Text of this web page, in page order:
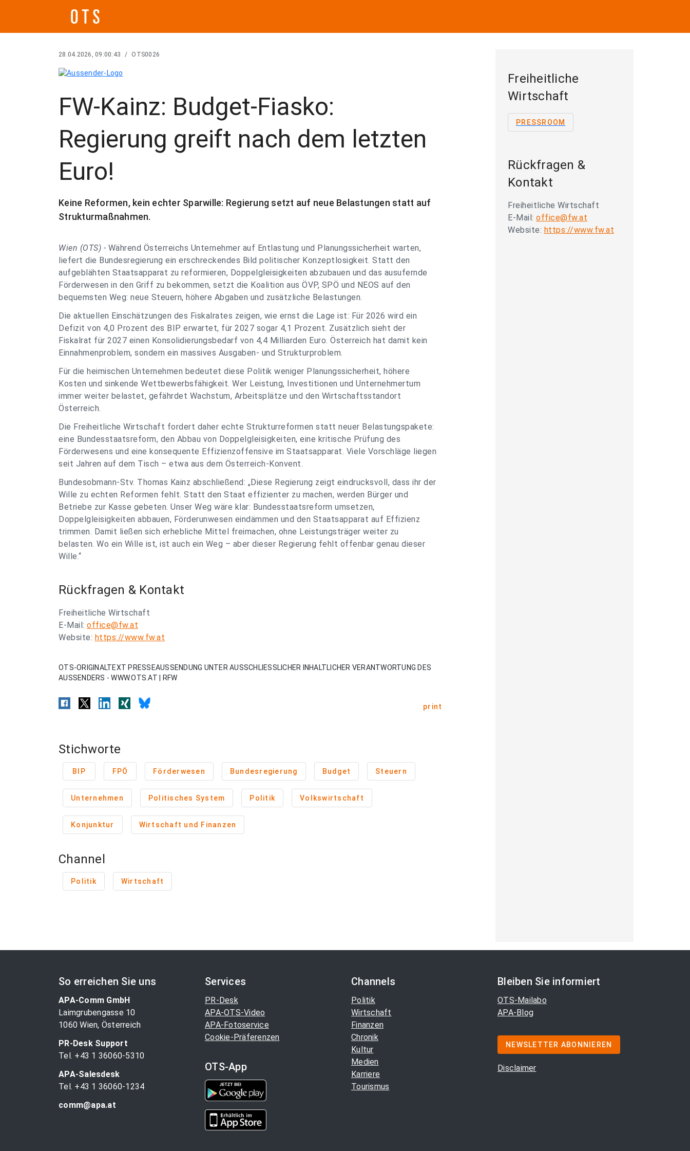
28.04.2026, 09:00:43 / OTS0026
FW-Kainz: Budget-Fiasko:
Regierung greift nach dem letzten
Euro!
Keine Reformen, kein echter Sparwille: Regierung setzt auf neue Belastungen statt auf
Strukturmaßnahmen.
Wien (OTS) - Während Österreichs Unternehmer auf Entlastung und Planungssicherheit warten,
liefert die Bundesregierung ein erschreckendes Bild politischer Konzeptlosigkeit. Statt den
aufgeblähten Staatsapparat zu reformieren, Doppelgleisigkeiten abzubauen und das ausufernde
Förderwesen in den Griff zu bekommen, setzt die Koalition aus ÖVP, SPÖ und NEOS auf den
bequemsten Weg: neue Steuern, höhere Abgaben und zusätzliche Belastungen.
Die aktuellen Einschätzungen des Fiskalrates zeigen, wie ernst die Lage ist: Für 2026 wird ein
Defizit von 4,0 Prozent des BIP erwartet, für 2027 sogar 4,1 Prozent. Zusätzlich sieht der
Fiskalrat für 2027 einen Konsolidierungsbedarf von 4,4 Milliarden Euro. Österreich hat damit kein
Einnahmenproblem, sondern ein massives Ausgaben- und Strukturproblem.
Für die heimischen Unternehmen bedeutet diese Politik weniger Planungssicherheit, höhere
Kosten und sinkende Wettbewerbsfähigkeit. Wer Leistung, Investitionen und Unternehmertum
immer weiter belastet, gefährdet Wachstum, Arbeitsplätze und den Wirtschaftsstandort
Österreich.
Die Freiheitliche Wirtschaft fordert daher echte Strukturreformen statt neuer Belastungspakete:
eine Bundesstaatsreform, den Abbau von Doppelgleisigkeiten, eine kritische Prüfung des
Förderwesens und eine konsequente Effizienzoffensive im Staatsapparat. Viele Vorschläge liegen
seit Jahren auf dem Tisch – etwa aus dem Österreich-Konvent.
Bundesobmann-Stv. Thomas Kainz abschließend: „Diese Regierung zeigt eindrucksvoll, dass ihr der
Wille zu echten Reformen fehlt. Statt den Staat effizienter zu machen, werden Bürger und
Betriebe zur Kasse gebeten. Unser Weg wäre klar: Bundesstaatsreform umsetzen,
Doppelgleisigkeiten abbauen, Förderunwesen eindämmen und den Staatsapparat auf Effizienz
trimmen. Damit ließen sich erhebliche Mittel freimachen, ohne Leistungsträger weiter zu
belasten. Wo ein Wille ist, ist auch ein Weg – aber dieser Regierung fehlt offenbar genau dieser
Wille.“
Rückfragen & Kontakt
Freiheitliche Wirtschaft
E-Mail: office@fw.at
Website: https://www.fw.at
OTS-ORIGINALTEXT PRESSEAUSSENDUNG UNTER AUSSCHLIESSLICHER INHALTLICHER VERANTWORTUNG DES
AUSSENDERS - WWW.OTS.AT | RFW
print
Stichworte
BIP FPÖ Förderwesen Bundesregierung Budget Steuern
Unternehmen Politisches System Politik Volkswirtschaft
Konjunktur Wirtschaft und Finanzen
Channel
Politik Wirtschaft
Freiheitliche
Wirtschaft
PRESSROOM
Rückfragen &
Kontakt
Freiheitliche Wirtschaft
E-Mail: office@fw.at
Website: https://www.fw.at
So erreichen Sie uns
APA-Comm GmbH
Laimgrubengasse 10
1060 Wien, Österreich
PR-Desk Support
Tel. +43 1 36060-5310
APA-Salesdesk
Tel. +43 1 36060-1234
comm@apa.at
Services
PR-Desk
APA-OTS-Video
APA-Fotoservice
Cookie-Präferenzen
OTS-App
Channels
Politik
Wirtschaft
Finanzen
Chronik
Kultur
Medien
Karriere
Tourismus
Bleiben Sie informiert
OTS-Mailabo
APA-Blog
NEWSLETTER ABONNIEREN
Disclaimer